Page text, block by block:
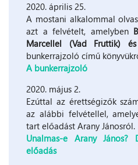
2020. április 25.
A mostani alkalommal
azt a felvételt, amelyben
Marcellel (Vad Fruttik)
bunkerrajzoló című
A bunkerrajzoló
2020. május 2.
Ezúttal az érettségizők
az alábbi felvétellel,
tart előadást Arany Jánosról.
Unalmas-e Arany
előadás